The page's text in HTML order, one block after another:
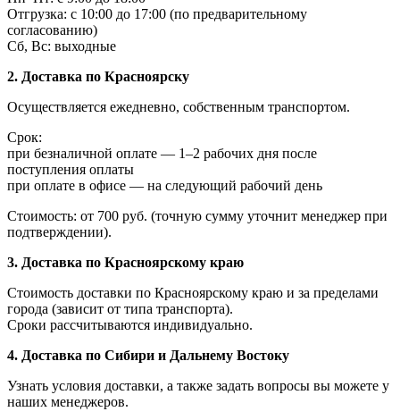
Отгрузка: с 10:00 до 17:00 (по предварительному
согласованию)
Сб, Вс: выходные
2. Доставка по Красноярску
Осуществляется ежедневно, собственным транспортом.
Срок:
при безналичной оплате — 1–2 рабочих дня после
поступления оплаты
при оплате в офисе — на следующий рабочий день
Стоимость: от 700 руб. (точную сумму уточнит менеджер при
подтверждении).
3. Доставка по Красноярскому краю
Стоимость доставки по Красноярскому краю и за пределами
города (зависит от типа транспорта).
Сроки рассчитываются индивидуально.
4. Доставка по Сибири и Дальнему Востоку
Узнать условия доставки, а также задать вопросы вы можете у
наших менеджеров.